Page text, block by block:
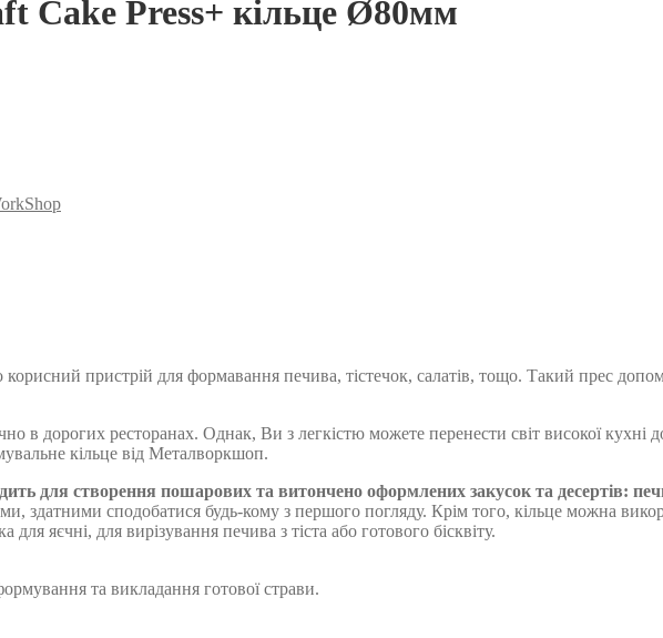
Cake Press+ кільце Ø80мм
корисний пристрій для формавання печива, тістечок, салатів, тощо. Такий прес
дорогих ресторанах. Однак, Ви з легкістю можете перенести світ високої кухні
кільце від Металворкшоп.
для створення пошарових та витончено оформлених закусок та десертів:
здатними сподобатися будь-кому з першого погляду. Крім того, кільце можна
яєчні, для вирізування печива з тіста або готового бісквіту.
та викладання готової страви.